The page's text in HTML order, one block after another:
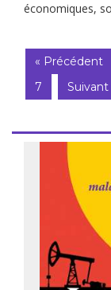
économiques,
« Précédent
7
Suivant